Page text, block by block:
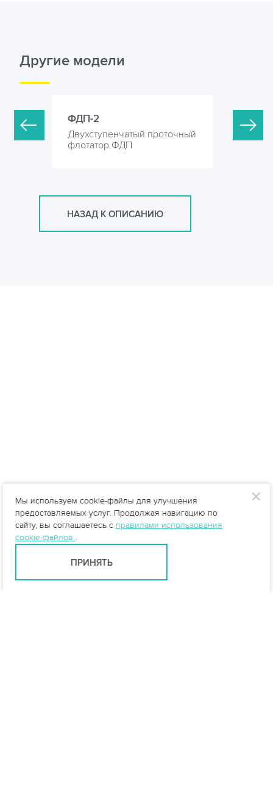
Другие модели
ФДП-2
Двухступенчатый проточный
флотатор ФДП
ФДП-6
НАЗАД К ОПИСАНИЮ
Мы используем cookie-файлы для улучшения
предоставляемых услуг. Продолжая навигацию по
сайту, вы соглашаетесь с правилами использования
cookie-файлов .
ПРИНЯТЬ